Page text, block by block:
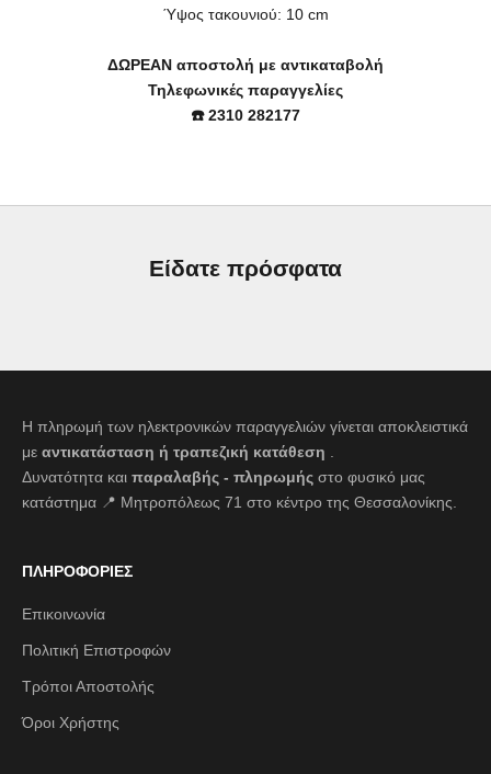
Ύψος τακουνιού: 10 cm
ΔΩΡΕΑΝ αποστολή με αντικαταβολή
Τηλεφωνικές παραγγελίες
☎️ 2310 282177
Είδατε πρόσφατα
Η πληρωμή των ηλεκτρονικών παραγγελιών γίνεται αποκλειστικά
με αντικατάσταση ή τραπεζική κατάθεση
Δυνατότητα και παραλαβής - πληρωμής στο φυσικό μας
κατάστημα 📍 Μητροπόλεως 71 στο κέντρο της Θεσσαλονίκης.
ΠΛΗΡΟΦΟΡΙΕΣ
Επικοινωνία
Πολιτική Επιστροφών
Τρόποι Αποστολής
Όροι Χρήστης